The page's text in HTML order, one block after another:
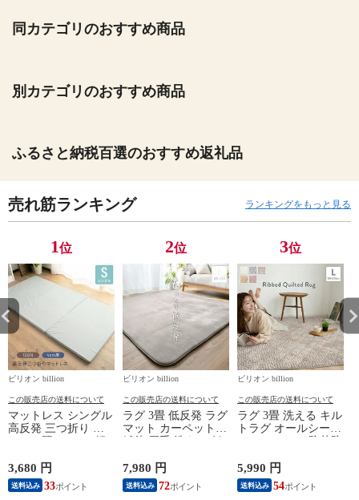
同カテゴリのおすすめ商品
別カテゴリのおすすめ商品
ふるさと納税百選のおすすめ返礼品
売れ筋ランキング ランキングをもっと見る
1位
ビリオン billion
この販売店の送料について
マットレス シングル
高反発 三つ折り 厚
ー】
3,680 円
送料込み 33
2位
ビリオン billion
この販売店の送料について
ラグ 3畳 低反発 ラグ
マット カーペット
抗菌防臭 防ダニ
【グレージュ】
7,980 円
送料込み 72
3位
ビリオン billion
この販売店の送料について
ラグ 3畳 洗える キル
トラグ オールシーズ
応 滑り止め ホット
カーペット対応 リブ
調キルトラグ 【グレ
5,990 円
送料込み 54